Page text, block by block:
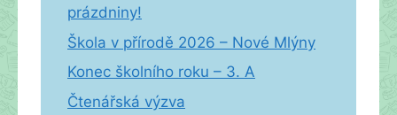
prázdniny!
Škola v přírodě 2026 – Nové Mlýny
Konec školního roku – 3. A
Čtenářská výzva